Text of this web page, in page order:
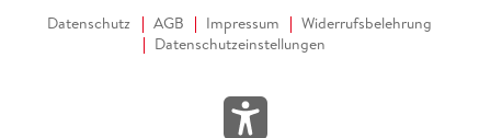
Datenschutz AGB Impressum
Widerrufsbelehrung
Datenschutzeinstellungen